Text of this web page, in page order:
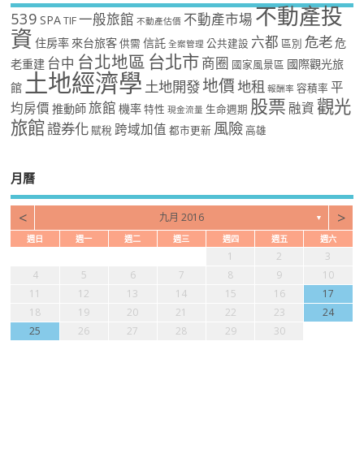
539 SPA TIF 一般旅館 不動產估價 不動產市場不動產投
資 住房率 來台旅客 供需 信託 全案管理 公共建設 六都 區別 危老危
老重建 台中 台北地區 台北市商圈 國家風景區 國際觀光旅
館 土地經濟學 土地開發地價地租 報酬率 容積率 平
均房價 推動師旅館 機率 特性 現金流量 生命週期 股票 融資 觀光
旅館證券化 賦稅 跨域加值 都市更新 風險 高雄
月曆
< 九月 2016 ▼ >
週日 週一 週二 週三 週四 週五 週六
1 2
3
4
5 6 7 8 9
10
11
12 13 14 15 16
17
18
19 20 21 22 23
24
25
26 27 28 29 30